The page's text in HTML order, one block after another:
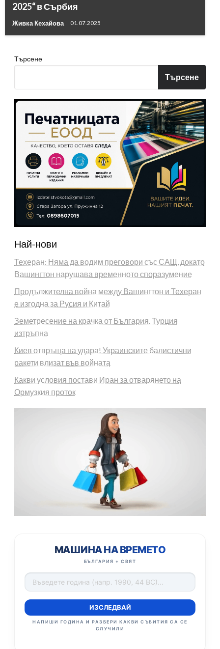
2025“ в Сърбия
Живка Кехайова 01.07.2025
Търсене
Търсене
Най-нови
Техеран: Няма да водим преговори със САЩ, докато
Вашингтон нарушава временното споразумение
Продължителна война между Вашингтон и Техеран
е изгодна за Русия и Китай
Земетресение на крачка от България. Турция
изтръпна
Киев отвръща на удара! Украинските балистични
ракети влизат във войната
Какви условия постави Иран за отварянето на
Ормузкия проток
МАШИНА НА ВРЕМЕТО
БЪЛГАРИЯ + СВЯТ
ИЗСЛЕДВАЙ
НАПИШИ ГОДИНА И РАЗБЕРИ КАКВИ СЪБИТИЯ СА СЕ
СЛУЧИЛИ